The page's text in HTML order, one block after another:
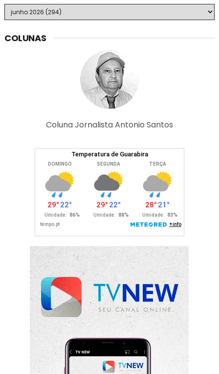
COLUNAS
Coluna Jornalista Antonio Santos